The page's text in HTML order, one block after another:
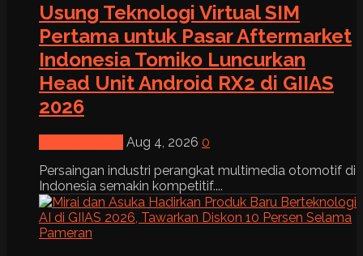
Usung Teknologi Virtual SIM
Pertama untuk Pasar Aftermarket
Indonesia Tomiko Luncurkan
Head Unit Android RX2 di GIIAS
2026
Aug 4, 2026 0
Persaingan industri perangkat multimedia otomotif di
Indonesia semakin kompetitif....